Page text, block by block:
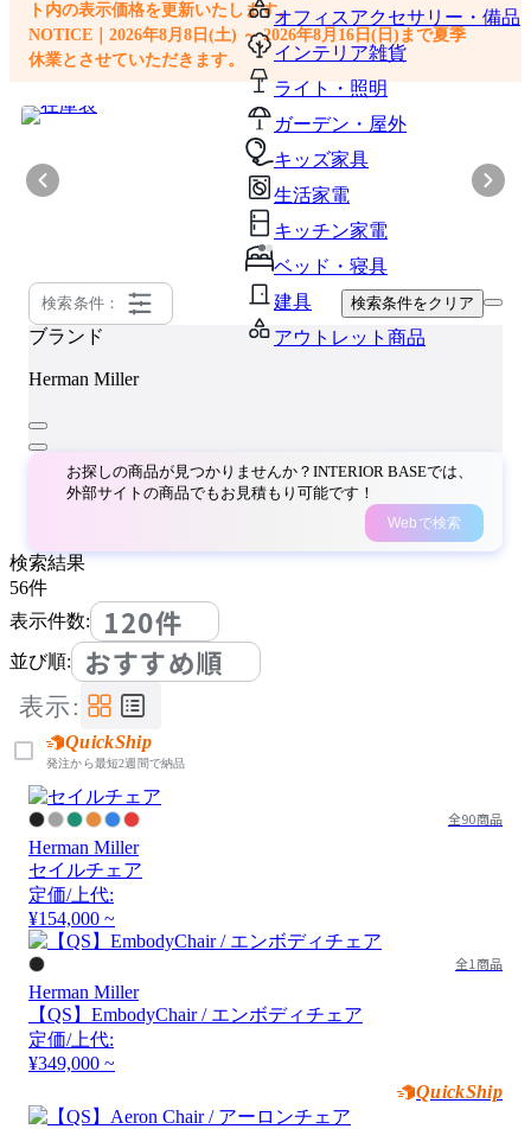
オフィスアクセサリー・備品
インテリア雑貨
ライト・照明
ガーデン・屋外
キッズ家具
生活家電
キッチン家電
ベッド・寝具
建具
アウトレット商品
ト内の表示価格を更新いたします。
NOTICE｜2026年8月8日(土) ～ 2026年8月16日(日)まで夏季
休業とさせていただきます。
検索条件： 検索条件をクリア
ブランド
Herman Miller
お探しの商品が見つかりませんか？INTERIOR BASEでは、
外部サイトの商品でもお見積もり可能です！
Webで検索
検索結果
56件
表示件数:
120件
並び順: おすすめ順
表示:
QuickShip
発注から最短2週間で納品
全90商品
Herman Miller
セイルチェア
定価/上代:
¥154,000 ~
全1商品
Herman Miller
【QS】EmbodyChair / エンボディチェア
定価/上代:
¥349,000 ~
QuickShip